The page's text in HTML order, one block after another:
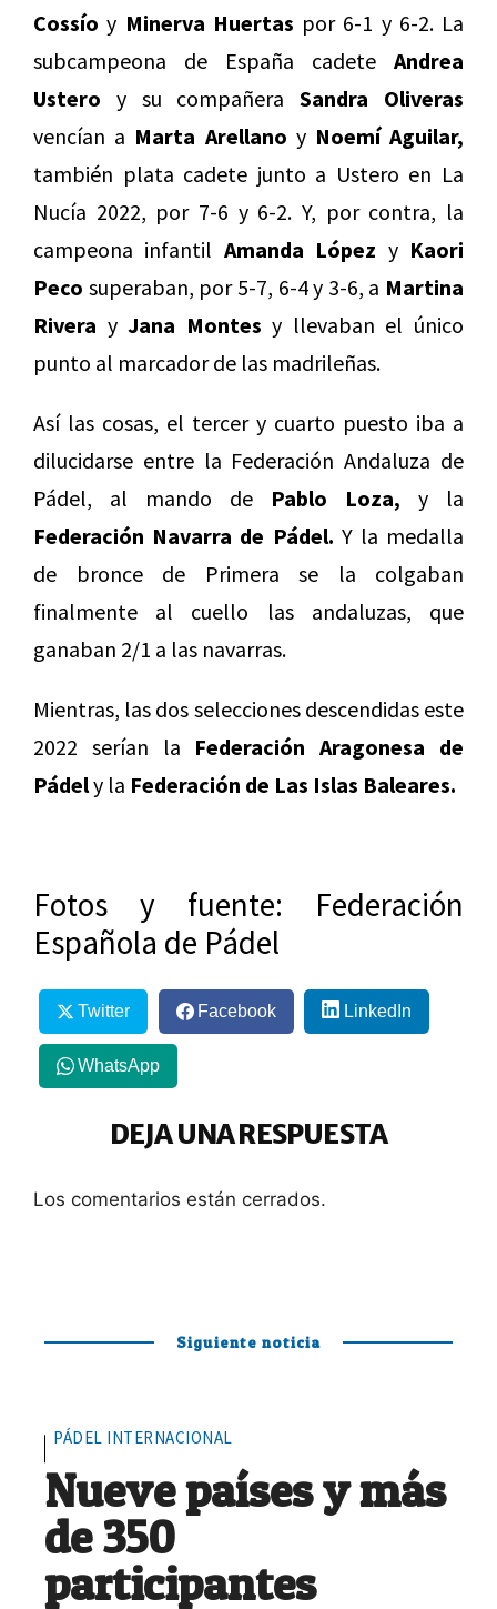
Cossío y Minerva Huertas por 6-1 y 6-2. La
subcampeona de España cadete Andrea
Ustero y su compañeraSandra Oliveras
vencían a Marta Arellano y Noemí Aguilar,
también plata cadete junto a Ustero en La
Nucía 2022, por 7-6 y 6-2. Y, por contra, la
campeona infantil Amanda López y Kaori
Peco superaban, por 5-7, 6-4 y 3-6, a Martina
Rivera yJana Montes y llevaban el único
punto al marcador de las madrileñas.
Así las cosas, el tercer y cuarto puesto iba a
dilucidarse entre la Federación Andaluza de
Pádel, al mando de Pablo Loza, y la
Federación Navarra de Pádel. Y la medalla
de bronce de Primera se la colgaban
finalmente al cuello las andaluzas, que
ganaban 2/1 a las navarras.
Mientras, las dos selecciones descendidas este
2022 serían la Federación Aragonesa de
Pádely la Federación de Las Islas Baleares.
Fotos y fuente: Federación
Española de Pádel
Twitter Facebook LinkedIn
WhatsApp
DEJA UNA RESPUESTA
Los comentarios están cerrados.
Siguiente noticia
PÁDEL INTERNACIONAL
Nueve países y más
de 350
participantes